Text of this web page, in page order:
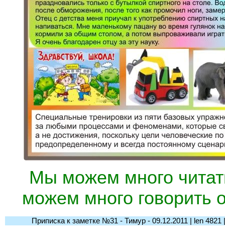
Мы можем много
можем много говорить
Приписка к заметке №31 - Тимур - 09.12.2011 | len 4821